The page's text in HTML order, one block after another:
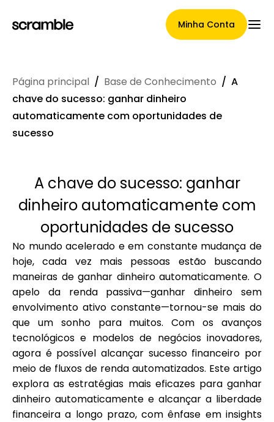
Minha Conta
Página Principal
reclamações
Galeria de Marcas
Seleção de Marca
Calculadoras
Histórico de Rondas
Página principal / Base de Conhecimento / A
chave do sucesso: ganhar dinheiro
automaticamente com oportunidades de
sucesso
A chave do sucesso: ganhar
dinheiro automaticamente com
oportunidades de sucesso
No mundo acelerado e em constante mudança de
hoje, cada vez mais pessoas estão buscando
maneiras de ganhar dinheiro automaticamente. O
apelo da renda passiva—ganhar dinheiro sem
envolvimento ativo constante—tornou-se mais do
que um sonho para muitos. Com os avanços
tecnológicos e modelos de negócios inovadores,
agora é possível alcançar sucesso financeiro por
meio de fluxos de renda automatizados. Este artigo
explora as estratégias mais eficazes para ganhar
dinheiro automaticamente e alcançar a liberdade
financeira a longo prazo, com ênfase em insights